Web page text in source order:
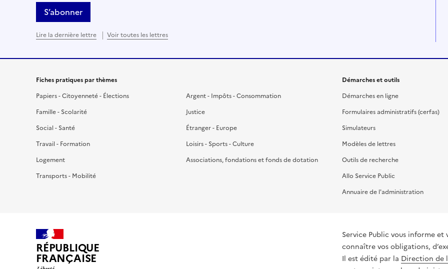
S’abonner
Lire la dernière lettre Voir toutes les lettres
Fiches pratiques par thèmes
Papiers - Citoyenneté - Élections
Famille - Scolarité
Social - Santé
Travail - Formation
Logement
Transports - Mobilité
Argent - Impôts - Consommation
Justice
Étranger - Europe
Loisirs - Sports - Culture
Associations, fondations et fonds de dotation
Démarches et outils
Démarches en ligne
Formulaires administratifs (cerfas)
Simulateurs
Modèles de lettres
Outils de recherche
Allo Service Public
Annuaire de l'administration
RÉPUBLIQUE
FRANÇAISE
Service Public vous informe
connaître vos obligations,
Il est édité par la Direction de